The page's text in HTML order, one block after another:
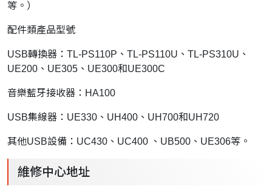
等。）
配件類產品型號
USB轉換器：TL-PS110P、TL-PS110U、TL-PS310U、
UE200、UE305、UE300和UE300C
音樂藍牙接收器：HA100
USB集線器：UE330、UH400、UH700和UH720
其他USB設備：UC430、UC400 、UB500、UE306等。
維修中心地址